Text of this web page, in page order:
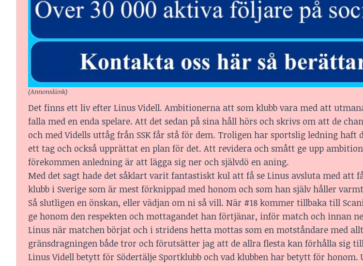
(Annonslänk)
Det finns ett liv efter Linus Videll. Ambitionerna att som klubb vara med att
falla med en enda spelare. Att det sedan på sina håll hörs och skrivs om att de
och med Vidells uttåg från SSK får stå för dem. Troligen har sportslig ledning
ett tag och också upprättat en plan för det. Att revidera och smått ge upp
förekommen anledning är att lägga sig ner och självdö en aning.
Med det sagt hade det såklart varit fantastiskt kul att få se Linus avsluta med att få
klubb i Sverige som är mest förknippad med honom och som han själv håller
Så slutligen en önskan, eller vädjan om ni så vill. När #18 kommer tillbaka till
ge honom den respekten och mottagandet han förtjänar, inför match och innan
Linus när matchen börjat och i stridens hetta mottas som en motståndare med
gränsdragningen både tror och förutsätter jag att de allra flesta kan förhålla sig
Linus Videll betytt för Södertälje Sportklubb och vad klubben har betytt för